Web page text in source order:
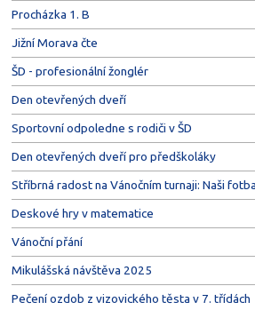
Procházka 1. B
Jižní Morava čte
ŠD - profesionální žonglér
Den otevřených dveří
Sportovní odpoledne s rodiči v ŠD
Den otevřených dveří pro předškoláky
Stříbrná radost na Vánočním turnaji: Naši
Deskové hry v matematice
Vánoční přání
Mikulášská návštěva 2025
Pečení ozdob z vizovického těsta v 7. třídách